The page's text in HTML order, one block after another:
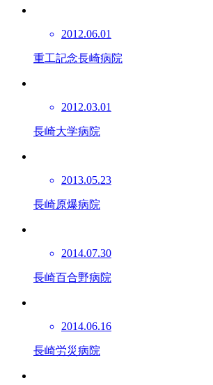
2012.06.01
重工記念長崎病院
2012.03.01
長崎大学病院
2013.05.23
長崎原爆病院
2014.07.30
長崎百合野病院
2014.06.16
長崎労災病院